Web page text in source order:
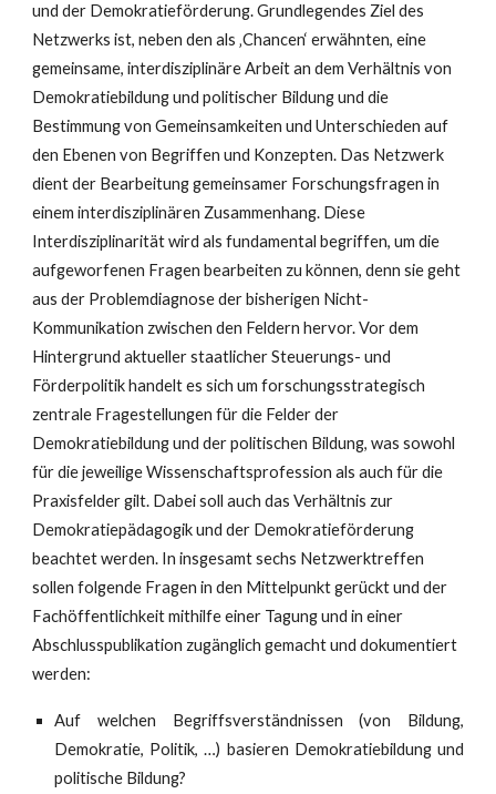
und der Demokratieförderung. Grundlegendes Ziel des
Netzwerks ist, neben den als ‚Chancen‘ erwähnten, eine
gemeinsame, interdisziplinäre Arbeit an dem Verhältnis von
Demokratiebildung und politischer Bildung und die
Bestimmung von Gemeinsamkeiten und Unterschieden auf
den Ebenen von Begriffen und Konzepten. Das Netzwerk
dient der Bearbeitung gemeinsamer Forschungsfragen in
einem interdisziplinären Zusammenhang. Diese
Interdisziplinarität wird als fundamental begriffen, um die
aufgeworfenen Fragen bearbeiten zu können, denn sie geht
aus der Problemdiagnose der bisherigen Nicht-
Kommunikation zwischen den Feldern hervor. Vor dem
Hintergrund aktueller staatlicher Steuerungs- und
Förderpolitik handelt es sich um forschungsstrategisch
zentrale Fragestellungen für die Felder der
Demokratiebildung und der politischen Bildung, was sowohl
für die jeweilige Wissenschaftsprofession als auch für die
Praxisfelder gilt. Dabei soll auch das Verhältnis zur
Demokratiepädagogik und der Demokratieförderung
beachtet werden. In insgesamt sechs Netzwerktreffen
sollen folgende Fragen in den Mittelpunkt gerückt und der
Fachöffentlichkeit mithilfe einer Tagung und in einer
Abschlusspublikation zugänglich gemacht und dokumentiert
werden:
Auf welchen Begriffsverständnissen (von Bildung,
Demokratie, Politik, …) basieren Demokratiebildung und
politische Bildung?